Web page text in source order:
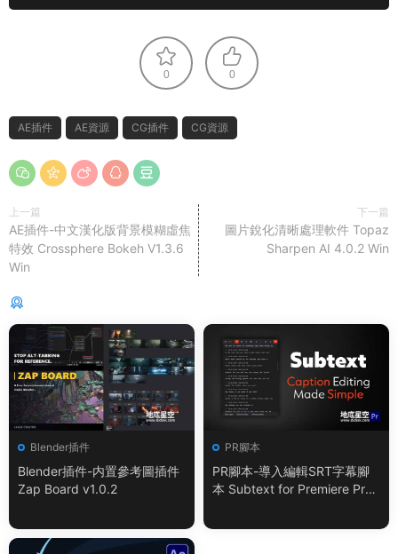
0 0
AE插件 AE資源 CG插件 CG資源
上一篇
AE插件-中文漢化版背景模糊虛焦
特效 Crossphere Bokeh V1.3.6
Win
下一篇
圖片銳化清晰處理軟件 Topaz
Sharpen AI 4.0.2 Win
Blender插件
Blender插件-内置參考圖插件
Zap Board v1.0.2
PR腳本
PR腳本-導入編輯SRT字幕腳
本 Subtext for Premiere Pro